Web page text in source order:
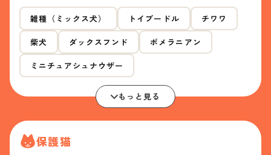
雑種（ミックス犬） トイプードル チワワ
柴犬 ダックスフンド ポメラニアン
ミニチュアシュナウザー
もっと見る
保護猫